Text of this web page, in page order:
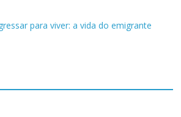
para viver: a vida do emigrante